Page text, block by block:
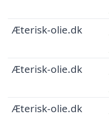
Æterisk-olie.dk
Æterisk-olie.dk
Æterisk-olie.dk